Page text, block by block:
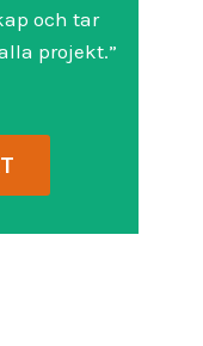
och tar
projekt.”